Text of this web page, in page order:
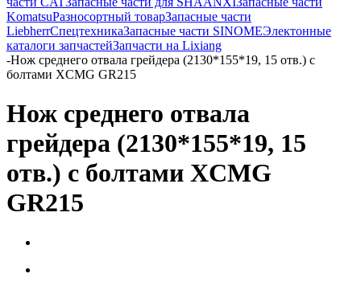
KomatsuРазносортный товарЗапасные части
LiebherrСпецтехникаЗапасные части SINOMEЭлектонные
каталоги запчастейЗапчасти на Lixiang
-Нож среднего отвала грейдера (2130*155*19, 15 отв.) с
болтами XCMG GR215
Нож среднего отвала
грейдера (2130*155*19, 15
отв.) с болтами XCMG
GR215